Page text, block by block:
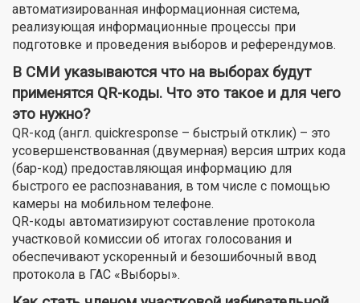
автоматизированная информационная система,
реализующая информационные процессы при
подготовке и проведения выборов и референдумов.
В СМИ указываются что на выборах будут
применятся QR-коды. Что это такое и для чего
это нужно?
QR-код (англ. quickresponse – быстрый отклик) – это
усовершенствованная (двумерная) версия штрих кода
(бар-код) предоставляющая информацию для
быстрого ее распознавания, в том числе с помощью
камеры на мобильном телефоне.
QR-коды автоматизируют составление протокола
участковой комиссии об итогах голосования и
обеспечивают ускоренный и безошибочный ввод
протокола в ГАС «Выборы».